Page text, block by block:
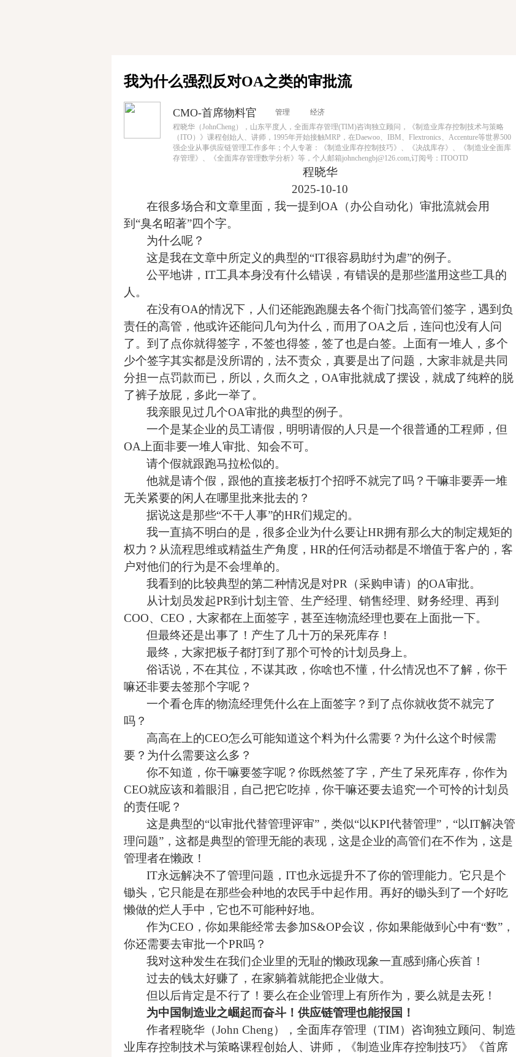
我为什么强烈反对OA之类的审批流
CMO-首席物料官 管理
经济
程晓华（JohnCheng），山东平度人，全面库存管理(TIM)咨询独立顾问，《制造业库存控制技术与策略
（ITO）》课程创始人、讲师，1995年开始接触MRP，在Daewoo、IBM、Flextronics、Accenture等世界500
强企业从事供应链管理工作多年；个人专著：《制造业库存控制技巧》、《决战库存》、《制造业全面库
存管理》、《全面库存管理数学分析》等，个人邮箱johnchengbj@126.com,订阅号：ITOOTD
程晓华
2025-10-10
在很多场合和文章里面，我一提到OA（办公自动化）审批流就会用
到“臭名昭著”四个字。
为什么呢？
这是我在文章中所定义的典型的“IT很容易助纣为虐”的例子。
公平地讲，IT工具本身没有什么错误，有错误的是那些滥用这些工具的
人。
在没有OA的情况下，人们还能跑跑腿去各个衙门找高管们签字，遇到负
责任的高管，他或许还能问几句为什么，而用了OA之后，连问也没有人问
了。到了点你就得签字，不签也得签，签了也是白签。上面有一堆人，多个
少个签字其实都是没所谓的，法不责众，真要是出了问题，大家非就是共同
分担一点罚款而已，所以，久而久之，OA审批就成了摆设，就成了纯粹的脱
了裤子放屁，多此一举了。
我亲眼见过几个OA审批的典型的例子。
一个是某企业的员工请假，明明请假的人只是一个很普通的工程师，但
OA上面非要一堆人审批、知会不可。
请个假就跟跑马拉松似的。
他就是请个假，跟他的直接老板打个招呼不就完了吗？干嘛非要弄一堆
无关紧要的闲人在哪里批来批去的？
据说这是那些“不干人事”的HR们规定的。
我一直搞不明白的是，很多企业为什么要让HR拥有那么大的制定规矩的
权力？从流程思维或精益生产角度，HR的任何活动都是不增值于客户的，客
户对他们的行为是不会埋单的。
我看到的比较典型的第二种情况是对PR（采购申请）的OA审批。
从计划员发起PR到计划主管、生产经理、销售经理、财务经理、再到
COO、CEO，大家都在上面签字，甚至连物流经理也要在上面批一下。
但最终还是出事了！产生了几十万的呆死库存！
最终，大家把板子都打到了那个可怜的计划员身上。
俗话说，不在其位，不谋其政，你啥也不懂，什么情况也不了解，你干
嘛还非要去签那个字呢？
一个看仓库的物流经理凭什么在 上面签字？到了点你就收货不就完了
吗？
高高在上的CEO怎么可能知道这个料为什么需要？为什么这个时候需
要？为什么需要这么多？
你不知道，你干嘛要签字呢？你既然签了字，产生了呆死库存，你作为
CEO就应该和着眼泪，自己把它吃掉，你干嘛还要去追究一个可怜的计划员
的责任呢？
这是典型的“以审批代替管理评审”，类似“以KPI代替管理”，“以IT解决管
理问题”，这都是典型的管理无能的表现，这是企业的高管们在不作为，这是
管理者在懒政！
IT永远解决不了管理问题，IT也永远提升不了你的管理能力。它只是个
锄头，它只能是在那些会种地的农民手中起作用。再好的锄头到了一个好吃
懒做的烂人手中，它也不可能种好地。
作为CEO，你如果能经常去参加S&OP会议，你如果能做到心中有“数”，
你还需要去审批一个PR吗？
我对这种发生在我们企业里的无耻的懒政现象一直感到痛心疾首！
过去的钱太好赚了，在家躺着就能把企业做大。
但以后肯定是不行了！要么在企业管理上有所作为，要么就是去死！
为中国制造业之崛起而奋斗！供应链管理也能报国！
作者程晓华（John Cheng），全面库存管理（TIM）咨询独立顾问、制造
业库存控制技术与策略课程创始人、讲师，
《制造业库存控制技巧》《首席